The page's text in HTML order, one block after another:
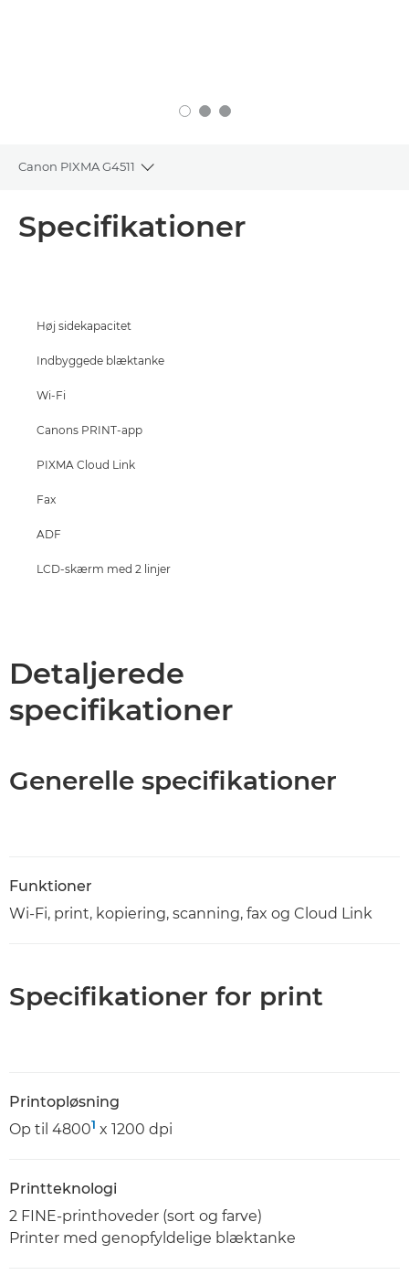
Canon PIXMA G4511
Toggle breadcrumbs
Specifikationer
Høj sidekapacitet
Indbyggede blæktanke
Wi-Fi
Canons PRINT-app
PIXMA Cloud Link
Fax
ADF
LCD-skærm med 2 linjer
Detaljerede
specifikationer
Generelle specifikationer
Funktioner
Wi-Fi, print, kopiering, scanning, fax og Cloud Link
Specifikationer for print
Printopløsning
Op til 48001 x 1200 dpi
Printteknologi
2 FINE-printhoveder (sort og farve)
Printer med genopfyldelige blæktanke